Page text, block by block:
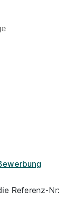
Referenz-Nr: